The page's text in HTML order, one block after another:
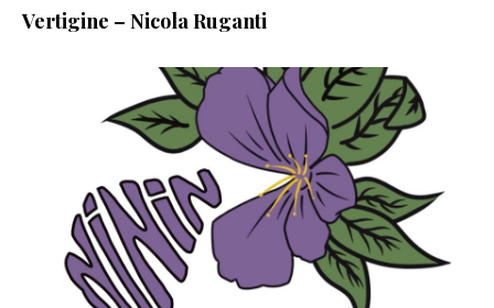
Vertigine – Nicola Ruganti